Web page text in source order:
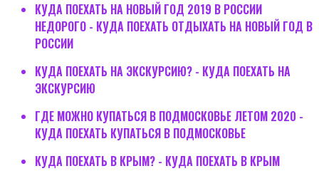
КУДА ПОЕХАТЬ НА НОВЫЙ ГОД 2019 В РОССИИ
НЕДОРОГО - КУДА ПОЕХАТЬ ОТДЫХАТЬ НА НОВЫЙ ГОД В
РОССИИ
КУДА ПОЕХАТЬ НА ЭКСКУРСИЮ? - КУДА ПОЕХАТЬ НА
ЭКСКУРСИЮ
ГДЕ МОЖНО КУПАТЬСЯ В ПОДМОСКОВЬЕ ЛЕТОМ 2020 -
КУДА ПОЕХАТЬ КУПАТЬСЯ В ПОДМОСКОВЬЕ
КУДА ПОЕХАТЬ В КРЫМ? - КУДА ПОЕХАТЬ В КРЫМ